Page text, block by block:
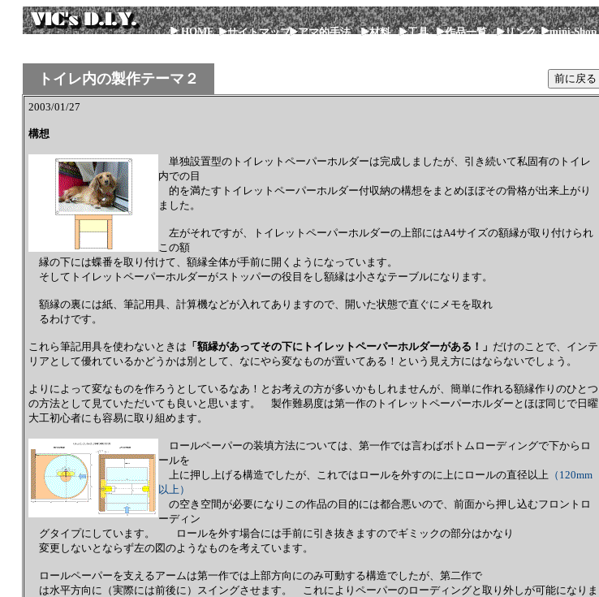
HOME サイトマップ アマ的手法 材料 工具 作品一覧 リンク mini-Shop
トイレ内の製作テーマ２
2003/01/27
構想
単独設置型のトイレットペーパーホルダーは完成しましたが、引き続いて私固有のトイレ
内での目
的を満たすトイレットペーパーホルダー付収納の構想をまとめほぼその骨格が出来上がり
ました。
左がそれですが、トイレットペーパーホルダーの上部にはA4サイズの額縁が取り付けられ
この額
縁の下には蝶番を取り付けて、額縁全体が手前に開くようになっています。
そしてトイレットペーパーホルダーがストッパーの役目をし額縁は小さなテーブルになります。
額縁の裏には紙、筆記用具、計算機などが入れてありますので、開いた状態で直ぐにメモを取れ
るわけです。
これら筆記用具を使わないときは 「額縁があってその下にトイレットペーパーホルダーがある！」 だけのことで、インテ
リアとして優れているかどうかは別として、なにやら変なものが置いてある！という見え方にはならないでしょう。
よりによって変なものを作ろうとしているなあ！とお考えの方が多いかもしれませんが、簡単に作れる額縁作りのひとつ
の方法として見ていただいても良いと思います。 製作難易度は第一作のトイレットペーパーホルダーとほぼ同じで日曜
大工初心者にも容易に取り組めます。
ロールペーパーの装填方法については、第一作では言わばボトムローディングで下からロ
ールを
上に押し上げる構造でしたが、これではロールを外すのに上にロールの直径以上 （120mm
以上）
の空き空間が必要になりこの作品の目的には都合悪いので、前面から押し込むフロントロ
ーディン
グタイプにしています。 ロールを外す場合には手前に引き抜きますのでギミックの部分はかなり
変更しないとならず左の図のようなものを考えています。
ロールペーパーを支えるアームは第一作では上部方向にのみ可動する構造でしたが、第二作で
は水平方向に（実際には前後に）スイングさせます。 これによりペーパーのローディングと取り外しが可能になりま